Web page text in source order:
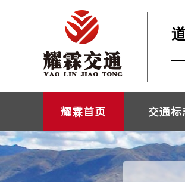
——
耀霖首页 交通标